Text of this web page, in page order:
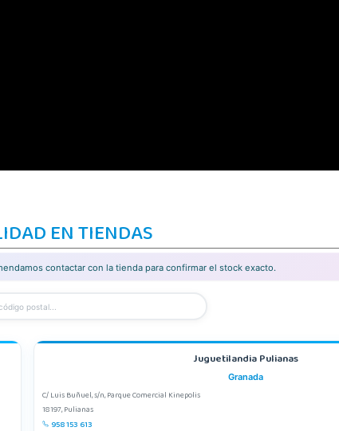
EN TIENDAS
contactar con la tienda para confirmar el stock exacto.
Juguetilandia Pulianas
Granada
C/ Luis Buñuel, s/n, Parque Comercial Kinepolis
18197, Pulianas
958 153 613